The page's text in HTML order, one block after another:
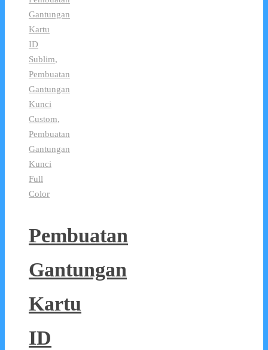
Gantungan
Kartu
ID
Sublim,
Pembuatan
Gantungan
Kunci
Custom,
Pembuatan
Gantungan
Kunci
Full
Color
Pembuatan
Gantungan
Kartu
ID